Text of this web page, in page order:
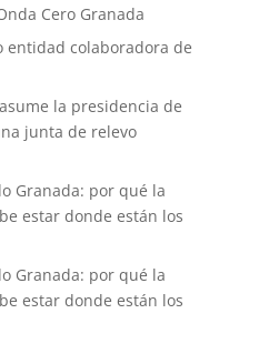
Cero Granada
entidad colaboradora de
la presidencia de
junta de relevo
Granada: por qué la
estar donde están los
Granada: por qué la
estar donde están los